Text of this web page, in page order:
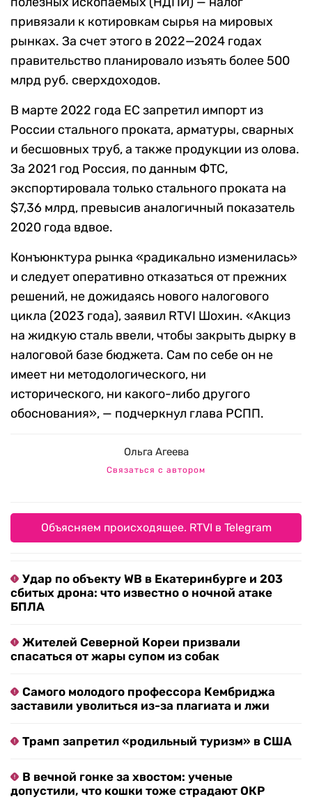
привязали к котировкам сырья на мировых
рынках. За счет этого в 2022—2024 годах
правительство планировало изъять более 500
млрд руб. сверхдоходов.
В марте 2022 года ЕС запретил импорт из
России стального проката, арматуры, сварных
и бесшовных труб, а также продукции из олова.
За 2021 год Россия, по данным ФТС,
экспортировала только стального проката на
$7,36 млрд, превысив аналогичный показатель
2020 года вдвое.
Конъюнктура рынка «радикально изменилась»
и следует оперативно отказаться от прежних
решений, не дожидаясь нового налогового
цикла (2023 года), заявил RTVI Шохин. «Акциз
на жидкую сталь ввели, чтобы закрыть дырку в
налоговой базе бюджета. Сам по себе он не
имеет ни методологического, ни
исторического, ни какого-либо другого
обоснования», — подчеркнул глава РСПП.
Ольга Агеева
Связаться с автором
Объясняем происходящее. RTVI в Telegram
Удар по объекту WB в Екатеринбурге и 203
сбитых дрона: что известно о ночной атаке
БПЛА
Жителей Северной Кореи призвали
спасаться от жары супом из собак
Самого молодого профессора Кембриджа
заставили уволиться из-за плагиата и лжи
Трамп запретил «родильный туризм» в США
В вечной гонке за хвостом: ученые
допустили, что кошки тоже страдают ОКР